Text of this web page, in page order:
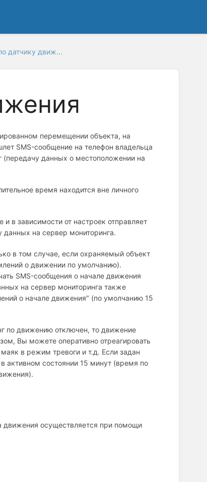
датчику движ...
перемещении объекта, на
SMS-сообщение на телефон владельца
(передачу данных о местоположении на
время находится вне личного
в зависимости от настроек отправляет
на сервер мониторинга.
в том случае, если охраняемый объект
о движении по умолчанию).
SMS-сообщения о начале движения
на сервер мониторинга также
о начале движения" (по умолчанию 15
по движению отключен, то движение
Вы можете оперативно отреагировать
в режим тревоги и т.д. Если задан
активном состоянии 15 минут (время по
движения осуществляется при помощи